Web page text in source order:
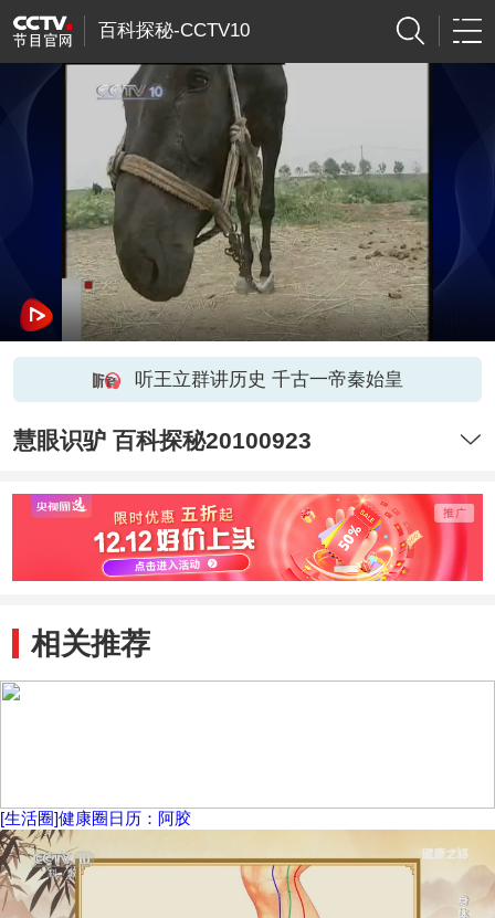
百科探秘-CCTV10
听王立群讲历史 千古一帝秦始皇
慧眼识驴 百科探秘20100923
相关推荐
[生活圈]健康圈日历：阿胶